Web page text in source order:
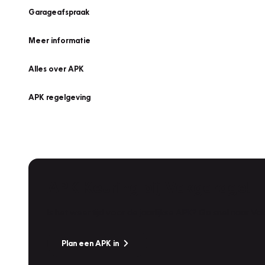
Garageafspraak
Meer informatie
Alles over APK
APK regelgeving
Plan een APK in